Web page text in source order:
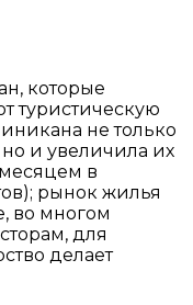
которые
туристическую
не только
и увеличила их
в
рынок жилья
во многом
для
делает